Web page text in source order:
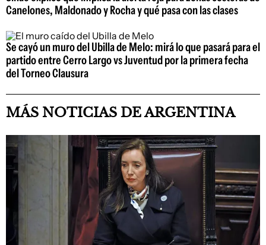
Canelones, Maldonado y Rocha y qué pasa con las clases
Se cayó un muro del Ubilla de Melo: mirá lo que pasará para el
partido entre Cerro Largo vs Juventud por la primera fecha
del Torneo Clausura
MÁS NOTICIAS DE ARGENTINA